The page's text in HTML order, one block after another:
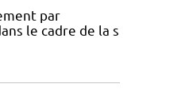
par
le cadre de la s